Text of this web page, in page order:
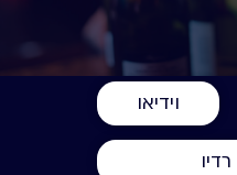
וידיאו